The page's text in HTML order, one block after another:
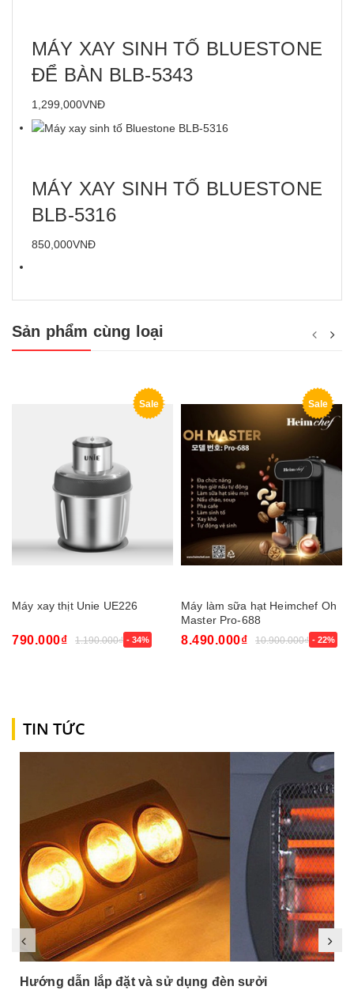
MÁY XAY SINH TỐ BLUESTONE
ĐỂ BÀN BLB-5343
1,299,000VNĐ
MÁY XAY SINH TỐ BLUESTONE
BLB-5316
850,000VNĐ
Sản phẩm cùng loại
Sale
Máy xay thịt Unie UE226
790.000₫ 1.190.000₫ - 34%
Sale
Máy làm sữa hạt Heimchef Oh
Master Pro-688
8.490.000₫ 10.900.000₫ - 22%
TIN TỨC
Hướng dẫn lắp đặt và sử dụng đèn sưởi